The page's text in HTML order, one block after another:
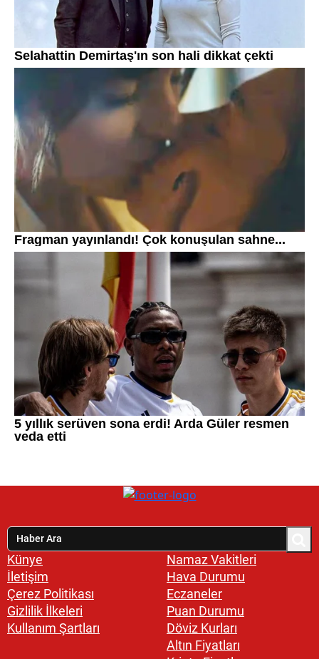
Künye
İletişim
Çerez Politikası
Gizlilik İlkeleri
Kullanım Şartları
Namaz Vakitleri
Hava Durumu
Eczaneler
Puan Durumu
Döviz Kurları
Altın Fiyatları